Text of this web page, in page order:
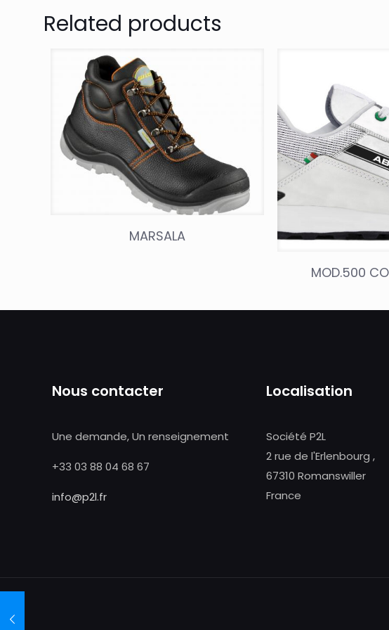
Related products
MARSALA
MOD.500
Nous contacter
Une demande, Un renseignement
+33 03 88 04 68 67
info@p2l.fr
Localisation
Société P2L
2 rue de l'Erlenbourg ,
67310 Romanswiller
France